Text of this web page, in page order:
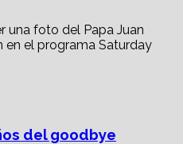
del goodbye